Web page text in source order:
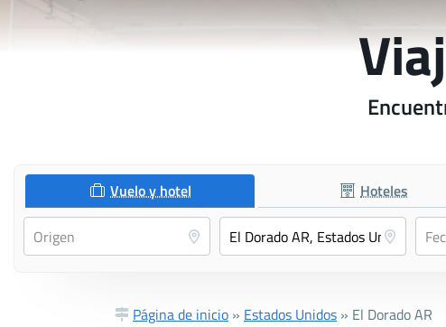
Vuelo y hotel Hoteles
Página de inicio » Estados Unidos » El Dorado AR